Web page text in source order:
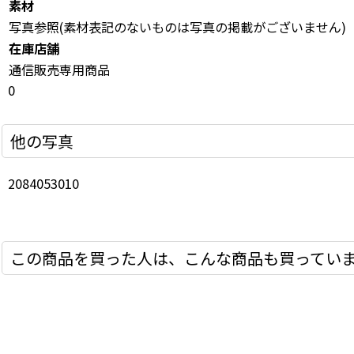
素材
写真参照(素材表記のないものは写真の掲載がございません)
在庫店舗
通信販売専用商品
0
他の写真
2084053010
この商品を買った人は、こんな商品も買ってい